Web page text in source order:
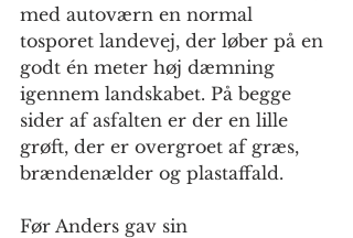
med autoværn en normal
tosporet landevej, der løber på en
godt én meter høj dæmning
igennem landskabet. På begge
sider af asfalten er der en lille
grøft, der er overgroet af græs,
brændenælder og plastaffald.
Før Anders gav sin